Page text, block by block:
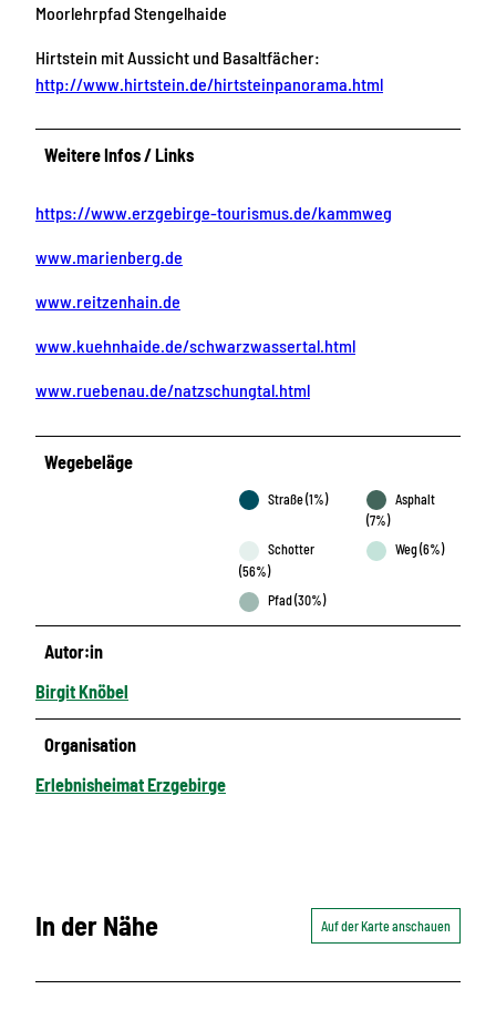
Moorlehrpfad Stengelhaide
Hirtstein mit Aussicht und Basaltfächer:
http://www.hirtstein.de/hirtsteinpanorama.html
Weitere Infos / Links
https://www.erzgebirge-tourismus.de/kammweg
www.marienberg.de
www.reitzenhain.de
www.kuehnhaide.de/schwarzwassertal.html
www.ruebenau.de/natzschungtal.html
Wegebeläge
Straße (1%)
Asphalt
(7%)
Schotter
(56%)
Weg (6%)
Pfad (30%)
Autor:in
Birgit Knöbel
Organisation
Erlebnisheimat Erzgebirge
In der Nähe Auf der Karte anschauen